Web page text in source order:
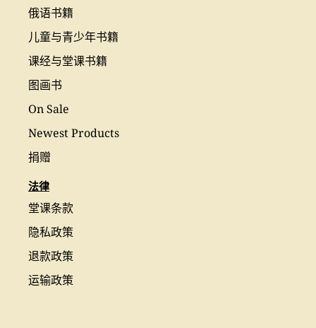
俄语书籍
儿童与青少年书籍
课经与堂课书籍
图画书
On Sale
Newest Products
捐赠
法律
堂课条款
隐私政策
退款政策
运输政策